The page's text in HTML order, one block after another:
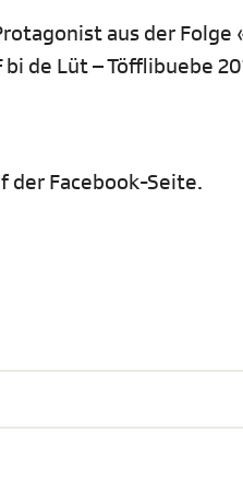
aus der Folge
de Lüt – Töfflibuebe
Facebook-Seite.